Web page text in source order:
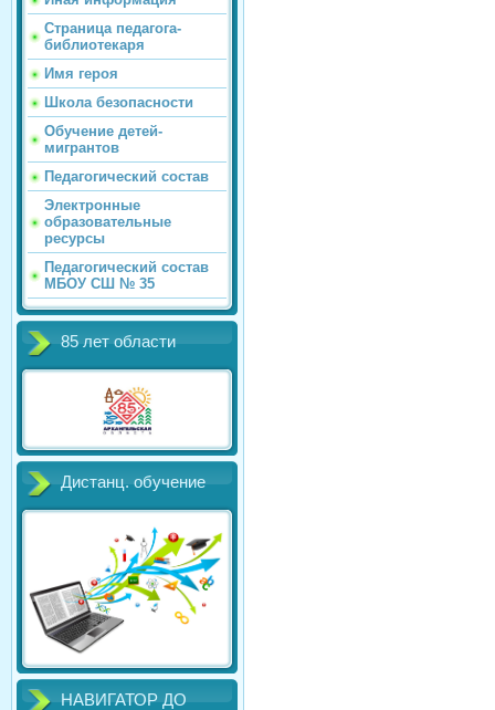
Страница педагога-
библиотекаря
Имя героя
Школа безопасности
Обучение детей-
мигрантов
Педагогический состав
Электронные
образовательные
ресурсы
Педагогический состав
МБОУ СШ № 35
85 лет области
Дистанц. обучение
НАВИГАТОР ДО